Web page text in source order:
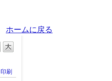
ホームに戻る
印刷